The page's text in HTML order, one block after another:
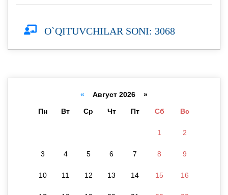
O`QITUVCHILAR SONI: 3068
« Август 2026 »
Пн Вт Ср Чт Пт Сб Вс
1 2
3 4 5 6 7 8 9
10 11 12 13 14 15 16